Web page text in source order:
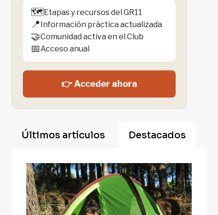
🗺️Etapas y recursos del GR11
📍Información práctica actualizada
🤝Comunidad activa en el Club
📅Acceso anual
👉 Acceder ahora
Últimos artículos Destacados